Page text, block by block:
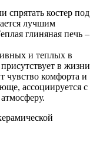
спрятать костер под
лучшим
глиняная печь –
и теплых в
в жизни
чувство комфорта и
ассоциируется с